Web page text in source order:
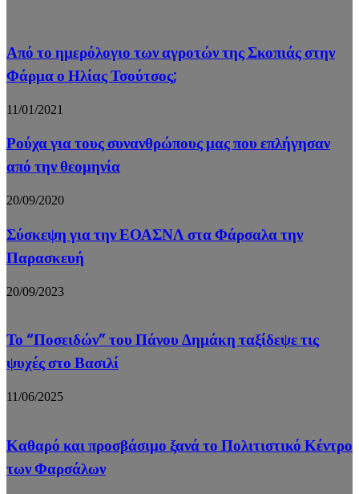
Από το ημερόλογιο των αγροτών της Σκοπιάς στην
Φάρμα ο Ηλίας Τσούτσος;
11/01/2021
Ρούχα για τους συνανθρώπους μας που επλήγησαν
από την θεομηνία
20/09/2020
Σύσκεψη για την ΕΟΑΣΝΛ στα Φάρσαλα την
Παρασκευή
20/09/2023
Το “Ποσειδών” του Πάνου Δημάκη ταξίδεψε τις
ψυχές στο Βασιλί
11/06/2025
Καθαρό και προσβάσιμο ξανά το Πολιτιστικό Κέντρο
των Φαρσάλων